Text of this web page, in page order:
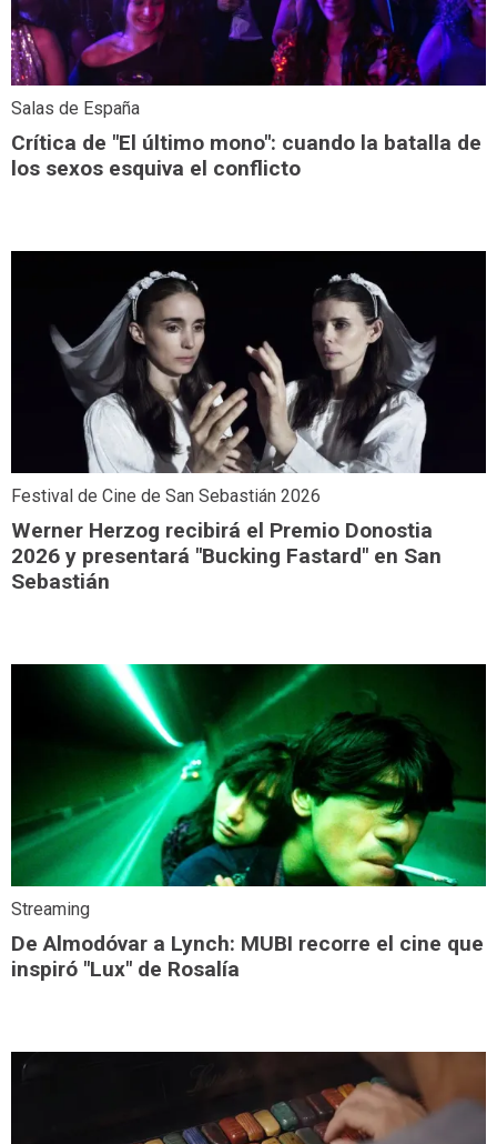
Salas de España
Crítica de "El último mono": cuando la batalla de
los sexos esquiva el conflicto
Festival de Cine de San Sebastián 2026
Werner Herzog recibirá el Premio Donostia
2026 y presentará "Bucking Fastard" en San
Sebastián
Streaming
De Almodóvar a Lynch: MUBI recorre el cine que
inspiró "Lux" de Rosalía